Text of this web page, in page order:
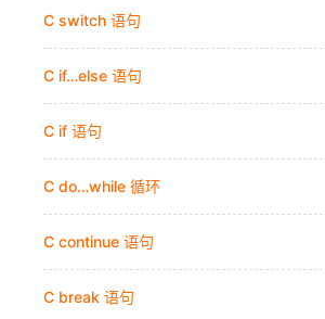
C switch 语句
C if…else 语句
C if 语句
C do…while 循环
C continue 语句
C break 语句